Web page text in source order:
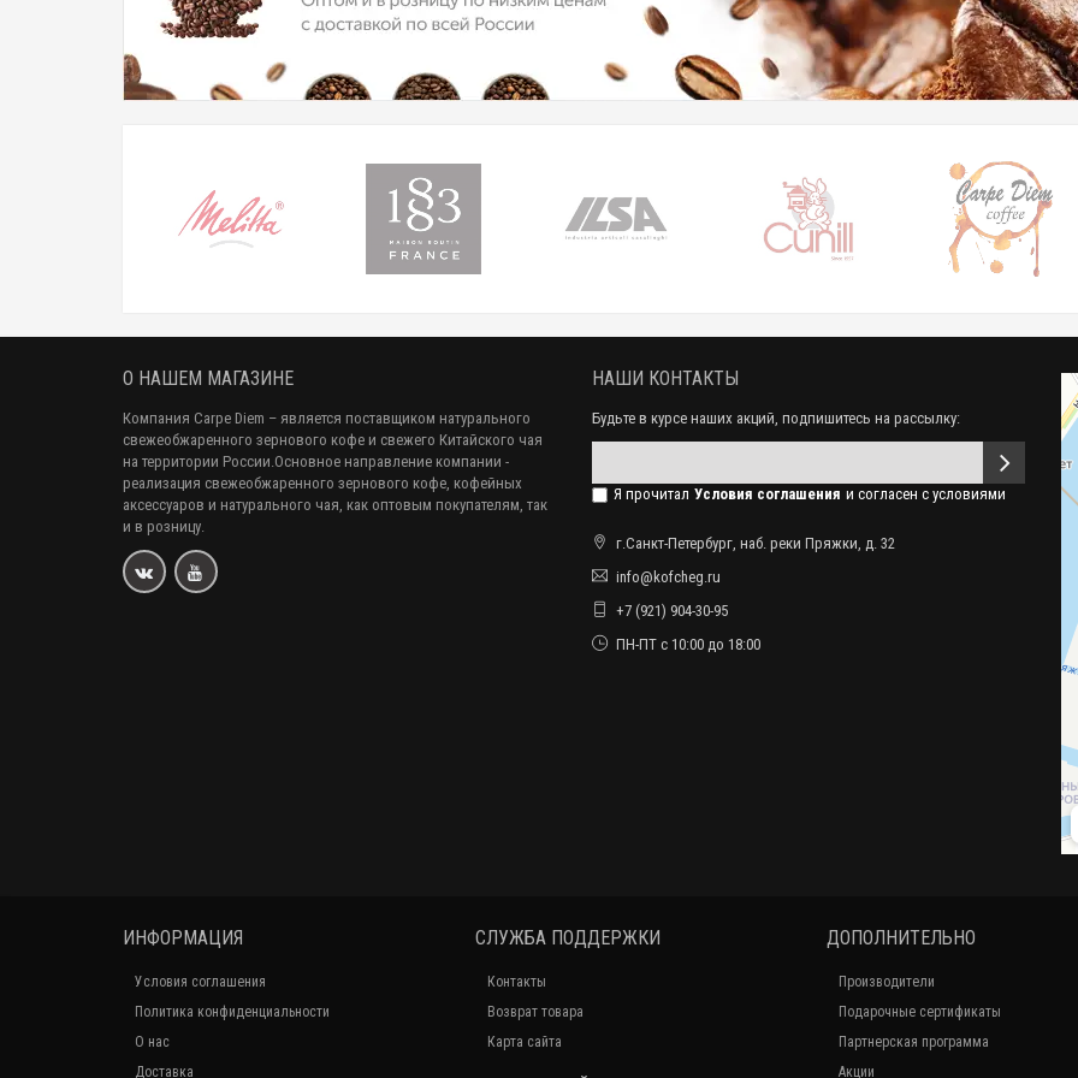
О НАШЕМ МАГАЗИНЕ
Компания Carpe Diem – является поставщиком натурального
свежеобжаренного зернового кофе и свежего Китайского чая
на территории России.Основное направление компании -
реализация свежеобжаренного зернового кофе, кофейных
аксессуаров и натурального чая, как оптовым покупателям, так
и в розницу.
НАШИ КОНТАКТЫ
Будьте в курсе наших акций, подпишитесь на рассылку:
Я прочитал Условия соглашения и согласен с условиями
г.Санкт-Петербург, наб. реки Пряжки, д. 32
info@kofcheg.ru
+7 (921) 904-30-95
ПН-ПТ с 10:00 до 18:00
ИНФОРМАЦИЯ
Условия соглашения
Политика конфиденциальности
О нас
Доставка
СЛУЖБА ПОДДЕРЖКИ
Контакты
Возврат товара
Карта сайта
ДОПОЛНИТЕЛЬНО
Производители
Подарочные сертификаты
Партнерская программа
Акции